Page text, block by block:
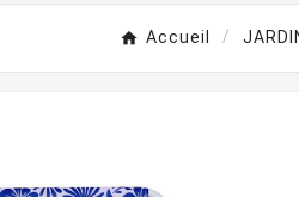
Accueil